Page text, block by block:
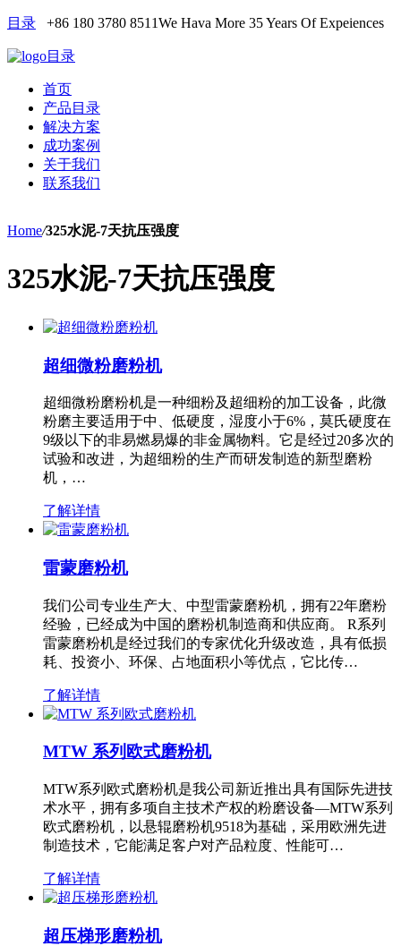
目录 +86 180 3780 8511We Hava More 35 Years Of Expeiences
目录
首页
产品目录
解决方案
成功案例
关于我们
联系我们
Home/325水泥-7天抗压强度
325水泥-7天抗压强度
超细微粉磨粉机
超细微粉磨粉机是一种细粉及超细粉的加工设备，此微
粉磨主要适用于中、低硬度，湿度小于6%，莫氏硬度在
9级以下的非易燃易爆的非金属物料。它是经过20多次的
试验和改进，为超细粉的生产而研发制造的新型磨粉
机，…
了解详情
雷蒙磨粉机
我们公司专业生产大、中型雷蒙磨粉机，拥有22年磨粉
经验，已经成为中国的磨粉机制造商和供应商。 R系列
雷蒙磨粉机是经过我们的专家优化升级改造，具有低损
耗、投资小、环保、占地面积小等优点，它比传…
了解详情
MTW 系列欧式磨粉机
MTW系列欧式磨粉机是我公司新近推出具有国际先进技
术水平，拥有多项自主技术产权的粉磨设备—MTW系列
欧式磨粉机，以悬辊磨粉机9518为基础，采用欧洲先进
制造技术，它能满足客户对产品粒度、性能可…
了解详情
超压梯形磨粉机